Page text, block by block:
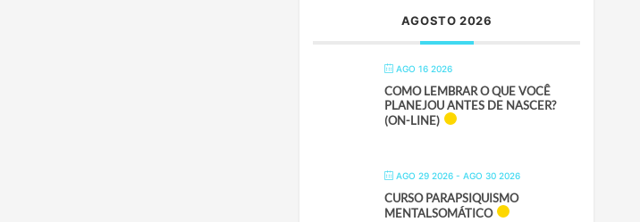
AGOSTO 2026
AGO 16 2026
COMO LEMBRAR O QUE VOCÊ
PLANEJOU ANTES DE NASCER?
(ON-LINE)
AGO 29 2026 - AGO 30 2026
CURSO PARAPSIQUISMO
MENTALSOMÁTICO